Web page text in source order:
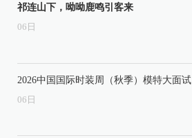
祁连山下，呦呦鹿鸣引客来
06 日
2026中国国际时装周（秋季）模特大面试
06 日